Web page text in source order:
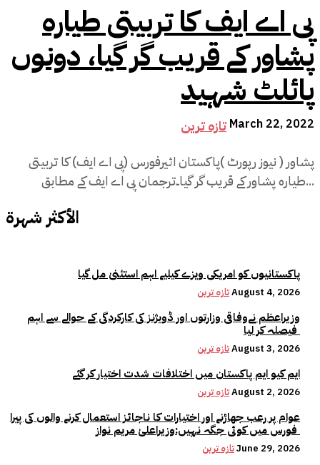
پی اے ایف کا تربیتی طیارہ
پشاور کے قریب گر گیا، دونوں
پائلٹ شہید
تازہ ترین March 22, 2022
پشاور ( نیوز رپورٹ )پاکستان ائیرفورس (پی اے ایف) کا تربیتی
طیارہ پشاور کے قریب گر گیا۔ترجمان پی اے ایف کے مطابق...
الأكثر شهرة
پاکستانیوں کو امریکی ویزے کیلیے اہم استثنیٰ مل گیا
تازہ ترینAugust 4, 2026
وزیراعظم نےوفاقی وزارتوں اور ڈویژنز کی کارکردگی کے حوالے سے اہم
تازہ ترینAugust 3, 2026
ایم کیو ایم پاکستان میں اختلافات شدت اختیار کر گئے
تازہ ترینAugust 2, 2026
عوام پر رعب جھاڑنے اور اختیارات کا ناجائز استعمال کرنے والوں کی پیرا
تازہ ترینJune 29, 2026